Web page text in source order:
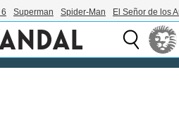
Superman Spider-Man El Señor de los